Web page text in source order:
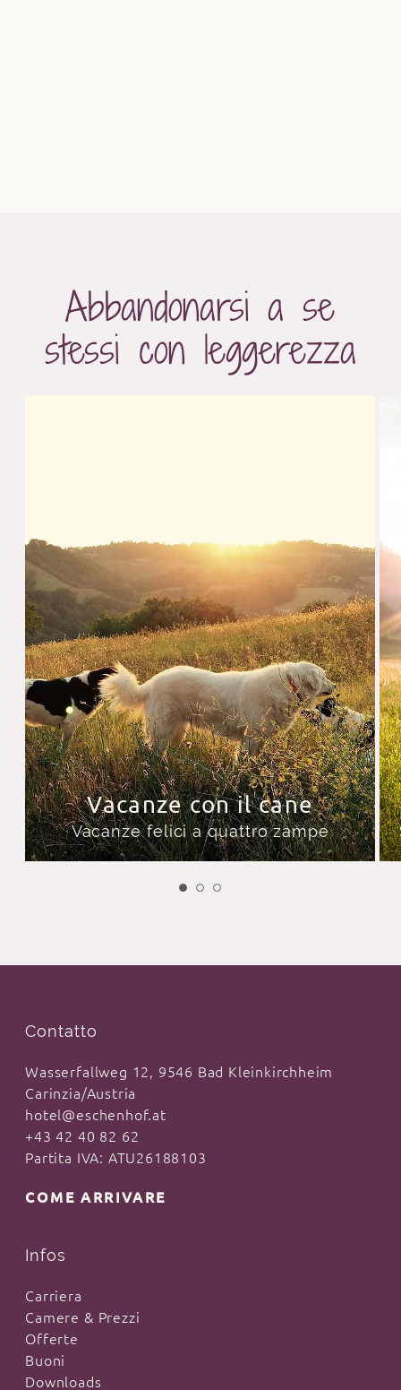
Abbandonarsi a se
stessi con leggerezza
Vacanze con il cane
Vacanze felici a quattro zampe
Contatto
Wasserfallweg 12, 9546 Bad Kleinkirchheim
Carinzia/Austria
hotel@eschenhof.at
+43 42 40 82 62
Partita IVA: ATU26188103
COME ARRIVARE
Infos
Carriera
Camere & Prezzi
Offerte
Buoni
Downloads